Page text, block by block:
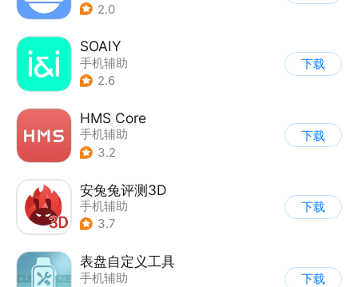
2.0
SOAIY
手机辅助
2.6
下载
HMS Core
手机辅助
3.2
下载
安兔兔评测3D
手机辅助
3.7
下载
表盘自定义工具
手机辅助
下载